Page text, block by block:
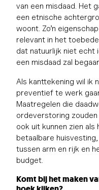
van een misdaad. Het
een etnische
woont. Zo’n
relevant in het
dat natuurlijk niet echt
een misdaad zal
Als kanttekening wil ik
preventief te werk
Maatregelen die
ordeverstoring
ook uit kunnen zien
betaalbare
tussen arm en rijk en
budget.
Komt bij het maken